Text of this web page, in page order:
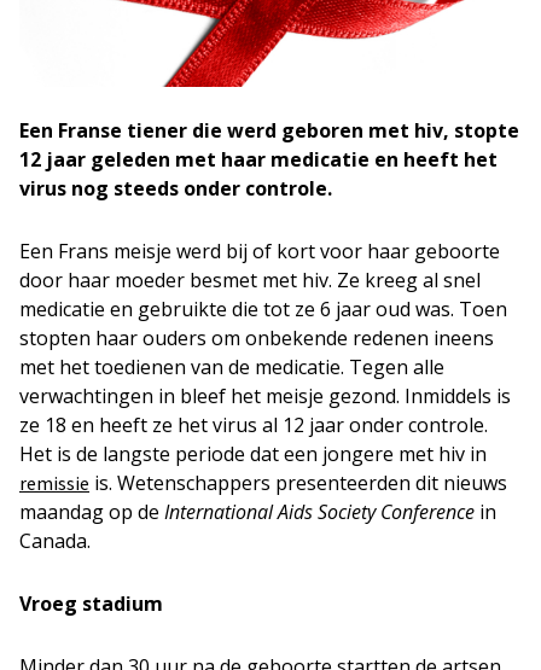
Een Franse tiener die werd geboren met hiv, stopte
12 jaar geleden met haar medicatie en heeft het
virus nog steeds onder controle.
Een Frans meisje werd bij of kort voor haar geboorte
door haar moeder besmet met hiv. Ze kreeg al snel
medicatie en gebruikte die tot ze 6 jaar oud was. Toen
stopten haar ouders om onbekende redenen ineens
met het toedienen van de medicatie. Tegen alle
verwachtingen in bleef het meisje gezond. Inmiddels is
ze 18 en heeft ze het virus al 12 jaar onder controle.
Het is de langste periode dat een jongere met hiv in
remissie is. Wetenschappers presenteerden dit nieuws
maandag op de International Aids Society Conference in
Canada.
Vroeg stadium